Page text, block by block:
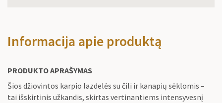
Informacija apie produktą
PRODUKTO APRAŠYMAS
Šios džiovintos karpio lazdelės su čili ir kanapių sėklomis –
tai išskirtinis užkandis, skirtas vertinantiems intensyvesnį